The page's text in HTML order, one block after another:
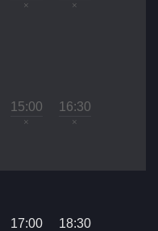
× ×
15:00
×
16:30
×
17:00 18:30